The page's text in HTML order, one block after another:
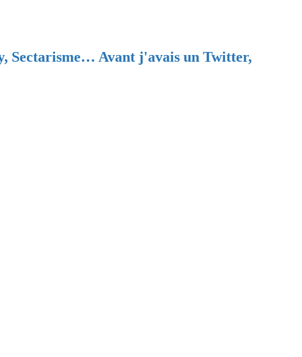
Sectarisme… Avant j'avais un Twitter,